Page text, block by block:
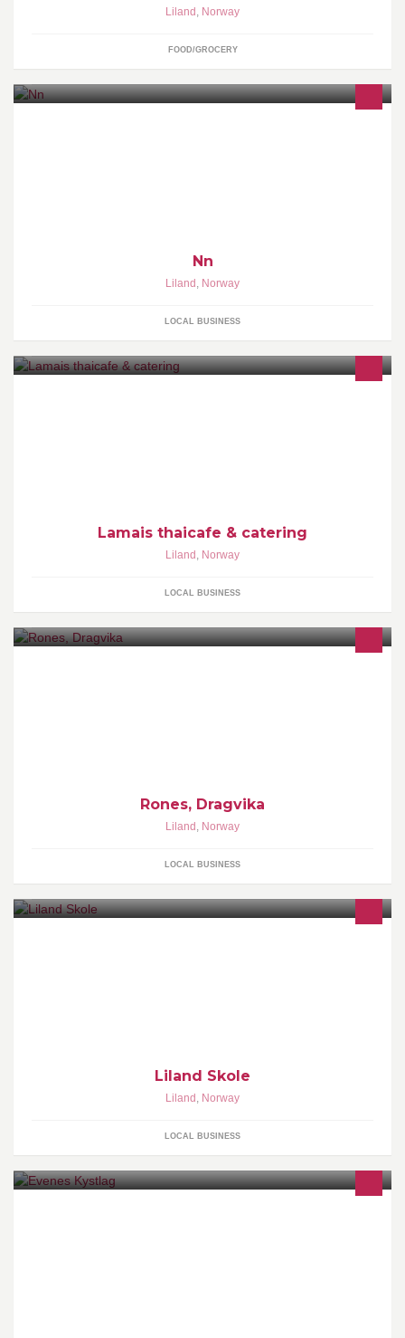
Liland , Norway
FOOD/GROCERY
Nn
Liland , Norway
LOCAL BUSINESS
Lamais thaicafe & catering
Liland , Norway
LOCAL BUSINESS
Rones, Dragvika
Liland , Norway
LOCAL BUSINESS
Liland Skole
Liland , Norway
LOCAL BUSINESS